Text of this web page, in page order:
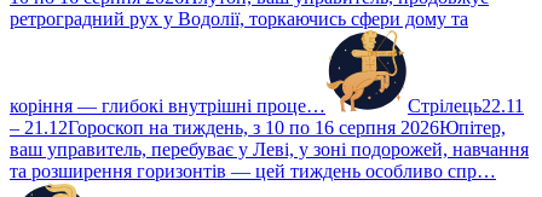
ретроградний рух у Водолії, торкаючись сфери дому та
коріння — глибокі внутрішні проце… Стрілець22.11
– 21.12Гороскоп на тиждень, з 10 по 16 серпня 2026Юпітер,
ваш управитель, перебуває у Леві, у зоні подорожей, навчання
та розширення горизонтів — цей тиждень особливо спр…